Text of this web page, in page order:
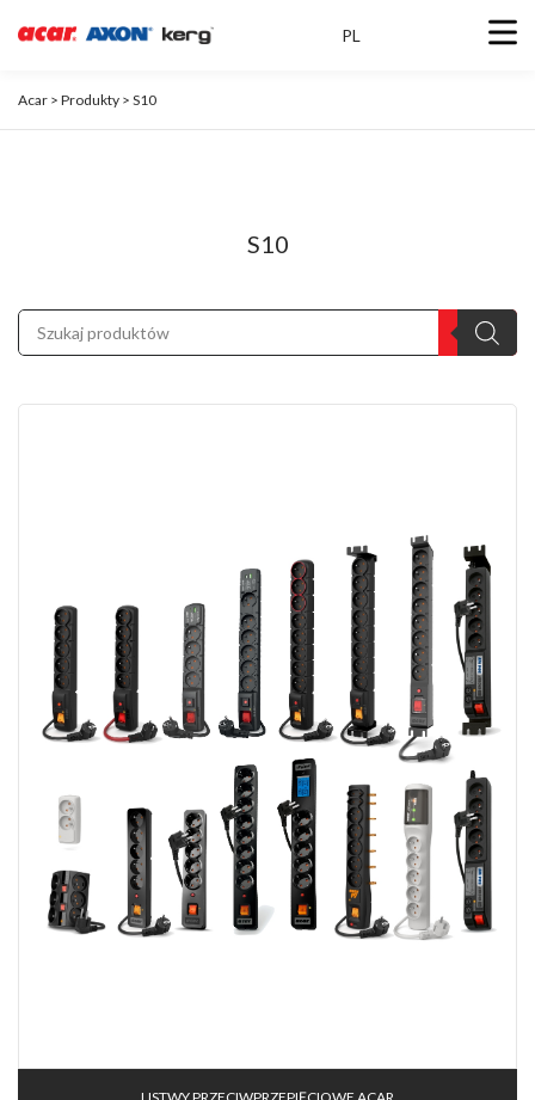
PL
Acar > Produkty > S10
S10
Wyszukiwarka
produktów